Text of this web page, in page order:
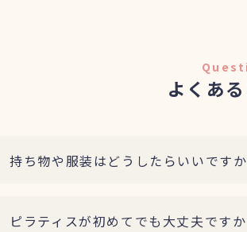
よくあ
持ち物や服装はどうしたらいいですか
ピラティスが初めてでも大丈夫ですか